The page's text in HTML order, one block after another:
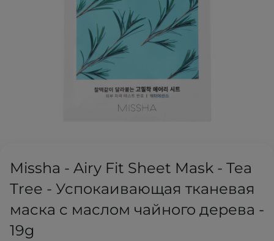
Missha - Airy Fit Sheet Mask - Tea
Tree - Успокаивающая тканевая
маска с маслом чайного дерева -
19g